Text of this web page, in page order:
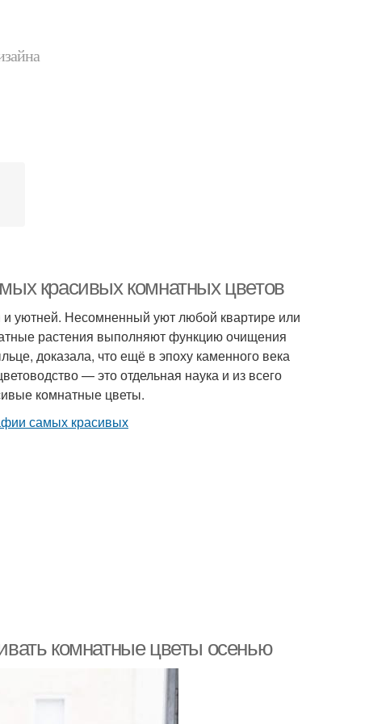
красивых комнатных цветов
уютней. Несомненный уют любой квартире или
растения выполняют функцию очищения
доказала, что ещё в эпоху каменного века
— это отдельная наука и из всего
комнатные цветы.
комнатные цветы осенью